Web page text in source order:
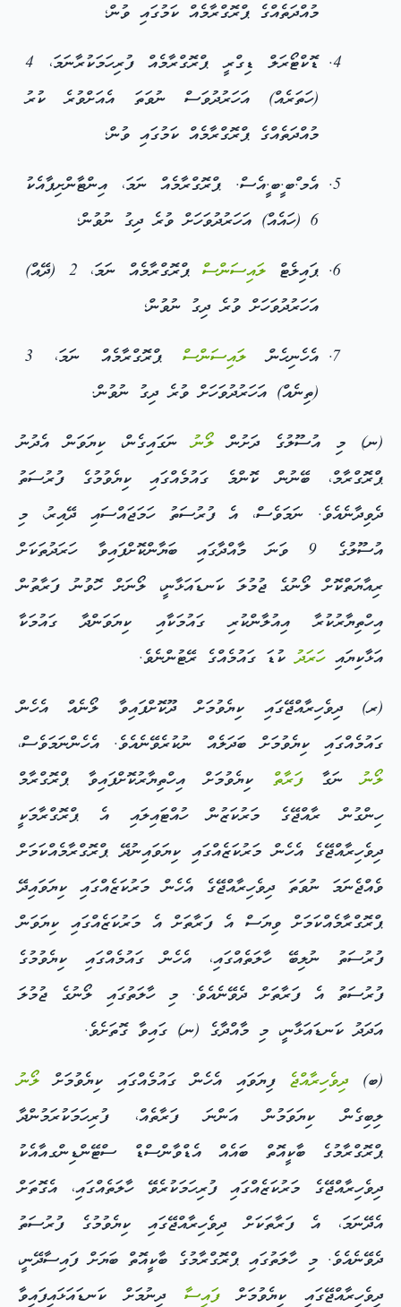
މުއްދަތެއްގެ ޕްރޮގްރާމެއް ކަމުގައި ވުން؛
ޑޮކްޓޯރަލް ޑިގްރީ ޕްރޮގްރާމެއް ފުރިހަމަކުރާނަމަ، 4
(ހަތަރެއް) އަހަރުދުވަސް ނުވަތަ އެއަށްވުރެ ކުރު
މުއްދަތެއްގެ ޕްރޮގްރާމެއް ކަމުގައި ވުން؛
އެމ.ްބ.ީބ.ީއެސް. ޕްރޮގްރާމެއް ނަމަ، އިންޓާންށިޕާއެކު
6 (ހައެއް) އަހަރުދުވަހަށް ވުރެ ދިގު ނުވުން؛
ޕައިލެޓް ލައިސަންސް
ޕްރޮގްރާމެއް ނަމަ، 2 (ދޭއް)
އަހަރުދުވަހަށް ވުރެ ދިގު ނުވުން؛
އެހެނިހެން ލައިސަންސް
ޕްރޮގްރާމެއް ނަމަ، 3
(ތިނެއް) އަހަރުދުވަހަށް ވުރެ ދިގު ނުވުން.
(ނ) މި އުސޫލުގެ ދަށުންލޯނުނަގައިގެން، ކިޔަވަން އެދުނު
ޕްރޮގްރާމް، ބޭނުން ކޮންމެ ގައުމެއްގައި ކިޔެވުމުގެ ފުރުސަތު
ދެވިދާނެއެވެ. ނަމަވެސް، އެ ފުރުސަތު ހަމަޖައްސައި ދޭއިރު، މި
އުސޫލުގެ 9 ވަނަ މާއްދާގައި ބަޔާންކޮށްފައިވާ ހަރަދުތަކަށް
ރިއާޔަތްކޮށް ލޯނުގެ ޖުމުލަ ކަނޑައަޅާނީ، ލޯނަށް ހޮވުނު ފަރާތުން
އިހްތިޔާރުކުރާ އިއުލާންކުރި ގައުމަކާއި ކިޔަވަންދާ ގައުމަކާ
އަޅާކިޔައިހަރަދުކުޑަ ގައުމެއްގެ ރޭޓުންނެވެ.
(ރ) ދިވެހިރާއްޖޭގައި ކިޔެވުމަށް ދޫކޮށްފައިވާ ލޯނެއް އެހެން
ގައުމެއްގައި ކިޔެވުމަށް ބަދަލެއް ނުކުރެވޭނެއެވެ. އެހެންނަމަވެސް،
ލޯނުނަގާފަރާތް ކިޔެވުމަށް އިހްތިޔާރުކޮށްފައިވާ ޕްރޮގްރާމް
ހިންގުން ރާއްޖޭގެ މަރުކަޒުން ހުއްޓައިލައި އެ ޕްރޮގްރާމަކީ
ދިވެހިރާއްޖޭގެ އެހެން މަރުކަޒެއްގައި ކިޔަވައިނުދޭ ޕްރޮގްރާމެއްކަމަށް
ވެއްޖެނަމަ ނުވަތަ ދިވެހިރާއްޖޭގެ އެހެން މަރުކަޒެއްގައި ކިޔަވައިދޭ
ޕްރޮގްރާމެއްކަމަށް ވިޔަސް އެ ފަރާތަށް އެ މަރުކަޒެއްގައި ކިޔަވަން
ފުރުސަތު ނުލިބޭ ހާލަތެއްގައި، އެހެން ގައުމެއްގައި ކިޔެވުމުގެ
ފުރުސަތު އެ ފަރާތަށް ދެވޭނެއެވެ. މި ހާލަތުގައި ލޯނުގެ ޖުމުލަ
އަދަދު ކަނޑައަޅާނީ، މި މާއްދާގެ (ނ) ގައިވާ ގޮތަށެވެ.
(ބ)ދިވެހިރާއްޖެ ފިޔަވައި އެހެން ގައުމެއްގައި ކިޔެވުމަށް ލޯނު
ލިބިގެން ކިޔަވަމުން އަންނަ ފަރާތެއް، ފުރިހަމަކުރަމުންދާ
ޕްރޮގްރާމުގެ ބާކީއޮތް ބައެއް އެޑްވާންސްޑް ސްޓޭންޑިންގއާއެކު
ދިވެހިރާއްޖޭގެ މަރުކަޒެއްގައި ފުރިހަމަކުރެވޭ ހާލަތެއްގައި، އެގޮތަށް
އެދޭނަމަ، އެ ފަރާތަކަށް ދިވެހިރާއްޖޭގައި ކިޔެވުމުގެ ފުރުސަތު
ދެވޭނެއެވެ. މި ހާލަތުގައި ޕްރޮގްރާމުގެ ބާކީއޮތް ބަޔަށް ފައިސާދޭނީ،
ދިވެހިރާއްޖޭގައި ކިޔެވުމަށްފައިސާ ދިނުމަށް ކަނޑައަޅައިފައިވާ